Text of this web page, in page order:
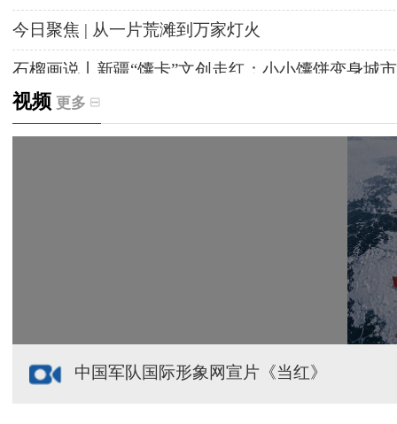
今日聚焦 | 从一片荒滩到万家灯火
石榴画说丨新疆“馕卡”文创走红：小小馕饼变身城
天山观察丨暑期AI研学热，孩子们究竟学到什么
视频 更多
中国军队国际形象网宣片《当红》